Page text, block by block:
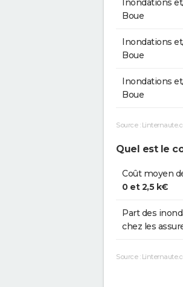
Inondations
Boue
Inondations
Boue
Inondations
Boue
Source :
Quel est le
Coût moyen
0 et 2,5 k€
Part des
chez les
Source :